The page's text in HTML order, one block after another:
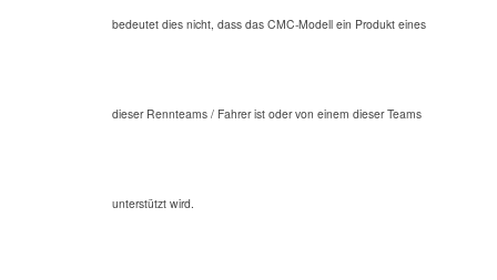
bedeutet dies nicht, dass das CMC-Modell ein Produkt eines
dieser Rennteams / Fahrer ist oder von einem dieser Teams
unterstützt wird.